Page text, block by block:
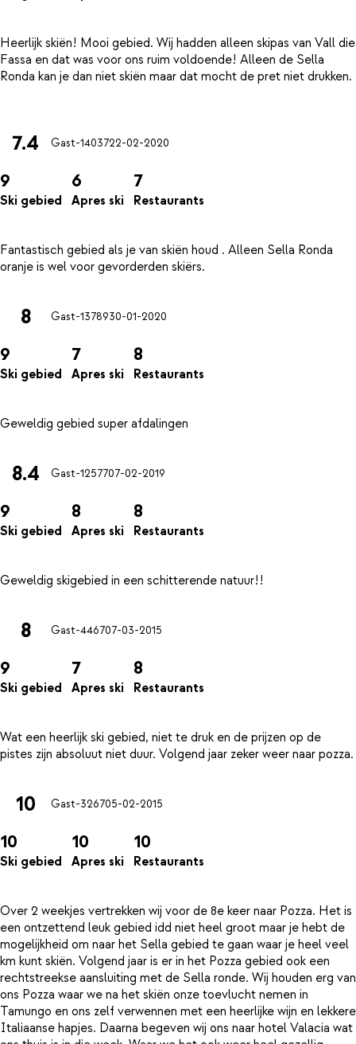
Heerlijk skiën! Mooi gebied. Wij hadden alleen skipas van Vall die
Fassa en dat was voor ons ruim voldoende! Alleen de Sella
Ronda kan je dan niet skiën maar dat mocht de pret niet drukken.
7.4 Gast-1403722-02-2020
9
Ski gebied
6
Apres ski
7
Restaurants
Fantastisch gebied als je van skiën houd . Alleen Sella Ronda
8 Gast-1378930-01-2020
9
Ski gebied
7
Apres ski
8
Restaurants
8.4 Gast-1257707-02-2019
9
Ski gebied
8
Apres ski
8
Restaurants
8 Gast-446707-03-2015
9
Ski gebied
7
Apres ski
8
Restaurants
Wat een heerlijk ski gebied, niet te druk en de prijzen op de
10 Gast-326705-02-2015
10
Ski gebied
10
Apres ski
10
Restaurants
Over 2 weekjes vertrekken wij voor de 8e keer naar Pozza. Het is
een ontzettend leuk gebied idd niet heel groot maar je hebt de
mogelijkheid om naar het Sella gebied te gaan waar je heel veel
km kunt skiën. Volgend jaar is er in het Pozza gebied ook een
rechtstreekse aansluiting met de Sella ronde. Wij houden erg van
ons Pozza waar we na het skiën onze toevlucht nemen in
Tamungo en ons zelf verwennen met een heerlijke wijn en lekkere
Italiaanse hapjes. Daarna begeven wij ons naar hotel Valacia wat